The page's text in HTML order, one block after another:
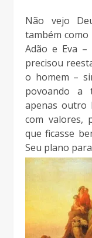
Não vejo
também
Adão e Eva –
precisou
o homem –
povoando a
apenas outro
com valores,
que ficasse
Seu plano